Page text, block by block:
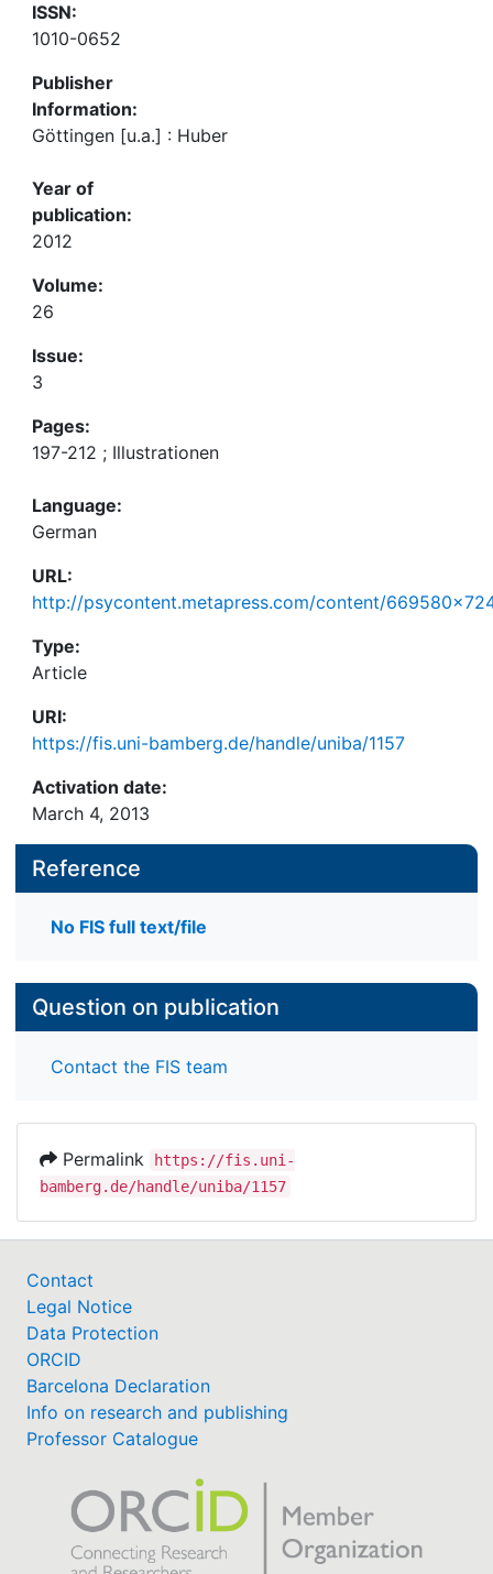
ISSN:
1010-0652
Publisher
Information:
Göttingen [u.a.] : Huber
Year of
publication:
2012
Volume:
26
Issue:
3
Pages:
197-212 ; Illustrationen
Language:
German
URL:
http://psycontent.metapress.com/content/
Type:
Article
URI:
https://fis.uni-bamberg.de/handle/uniba/1157
Activation date:
March 4, 2013
Reference
No FIS full text/file
Question on publication
Contact the FIS team
Permalink
https://fis.uni-
bamberg.de/handle/uniba/1157
Contact
Legal Notice
Data Protection
ORCID
Barcelona Declaration
Info on research and publishing
Professor Catalogue